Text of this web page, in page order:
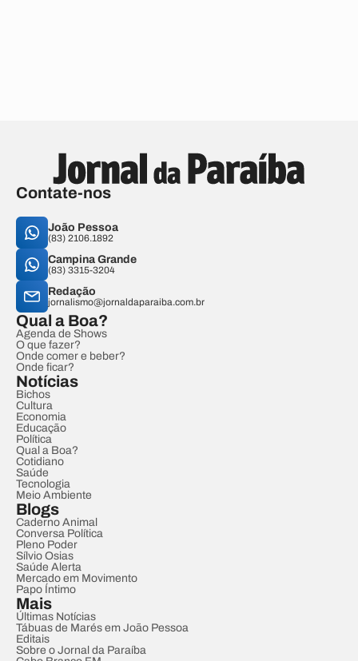
Contate-nos
João Pessoa
(83) 2106.1892
Campina Grande
(83) 3315-3204
Redação
jornalismo@jornaldaparaiba.com.br
Qual a Boa?
Agenda de Shows
O que fazer?
Onde comer e beber?
Onde ficar?
Notícias
Bichos
Cultura
Economia
Educação
Política
Qual a Boa?
Cotidiano
Saúde
Tecnologia
Meio Ambiente
Blogs
Caderno Animal
Conversa Política
Pleno Poder
Sílvio Osias
Saúde Alerta
Mercado em Movimento
Papo Íntimo
Mais
Últimas Notícias
Tábuas de Marés em João Pessoa
Editais
Sobre o Jornal da Paraíba